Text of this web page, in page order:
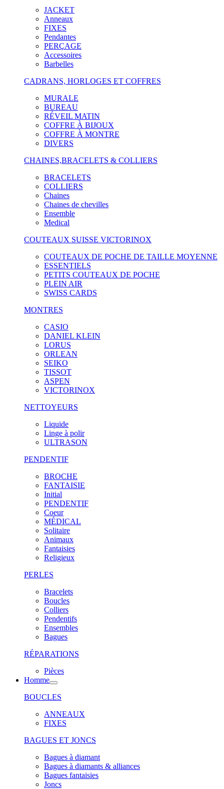
JACKET
Anneaux
FIXES
Pendantes
PERÇAGE
Accessoires
Barbelles
CADRANS, HORLOGES ET COFFRES
MURALE
BUREAU
RÉVEIL MATIN
COFFRE À BIJOUX
COFFRE À MONTRE
DIVERS
CHAINES,BRACELETS & COLLIERS
BRACELETS
COLLIERS
Chaines
Chaines de chevilles
Ensemble
Medical
COUTEAUX SUISSE VICTORINOX
COUTEAUX DE POCHE DE TAILLE MOYENNE
ESSENTIELS
PETITS COUTEAUX DE POCHE
PLEIN AIR
SWISS CARDS
MONTRES
CASIO
DANIEL KLEIN
LORUS
ORLEAN
SEIKO
TISSOT
ASPEN
VICTORINOX
NETTOYEURS
Liquide
Linge à polir
ULTRASON
PENDENTIF
BROCHE
FANTAISIE
Initial
PENDENTIF
Coeur
MÉDICAL
Solitaire
Animaux
Fantaisies
Religieux
PERLES
Bracelets
Boucles
Colliers
Pendentifs
Ensembles
Bagues
RÉPARATIONS
Pièces
Homme
BOUCLES
ANNEAUX
FIXES
BAGUES ET JONCS
Bagues à diamant
Bagues à diamants & alliances
Bagues fantaisies
Joncs